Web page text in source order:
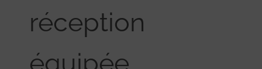
réception
équipée